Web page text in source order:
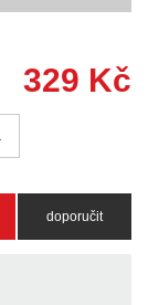
329 Kč
doporučit